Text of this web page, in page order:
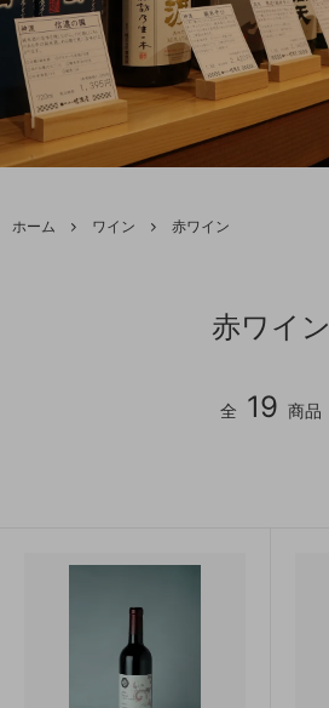
ホーム ワイン 赤ワイン
赤ワイン
全 19 商品